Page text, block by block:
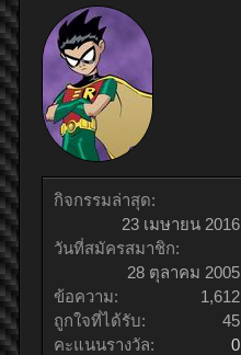
กิจกรรมล่าสุด:
23 เมษายน 2016
วันที่สมัครสมาชิก:
28 ตุลาคม 2005
ข้อความ:
1,612
ถูกใจที่ได้รับ:
45
คะแนนรางวัล:
0